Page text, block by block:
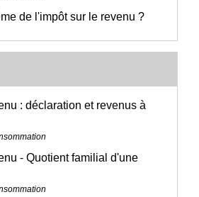
de l'impôt sur le revenu ?
: déclaration et revenus à
- Quotient familial d'une